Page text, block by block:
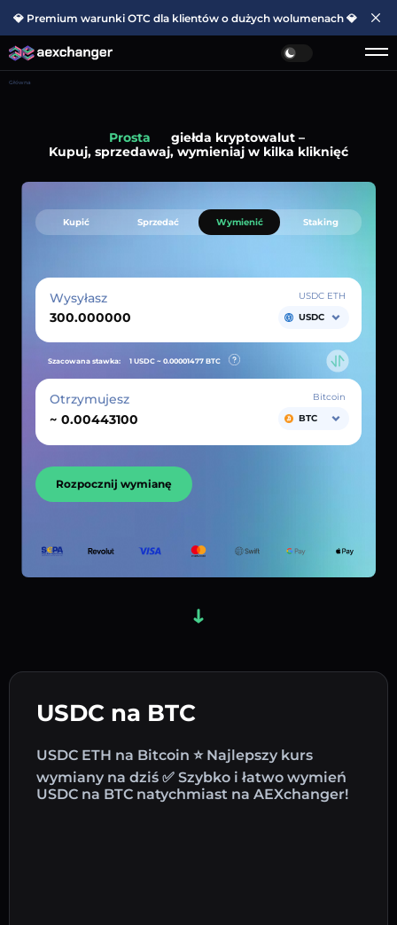
💎 Premium warunki OTC dla klientów o dużych wolumenach 💎
Główna
Prosta
giełda kryptowalut –
Kupuj, sprzedawaj, wymieniaj w kilka kliknięć
USDC na BTC
USDC ETH na Bitcoin ⭐ Najlepszy kurs
wymiany na dziś ✅ Szybko i łatwo wymień
USDC na BTC natychmiast na AEXchanger!
Kupić Sprzedać Wymienić Staking
Wysyłasz
USDC ETH
USDC
Szacowana stawka: 1 USDC ~ 0.00001477 BTC
Otrzymujesz
~
Bitcoin
BTC
Rozpocznij wymianę